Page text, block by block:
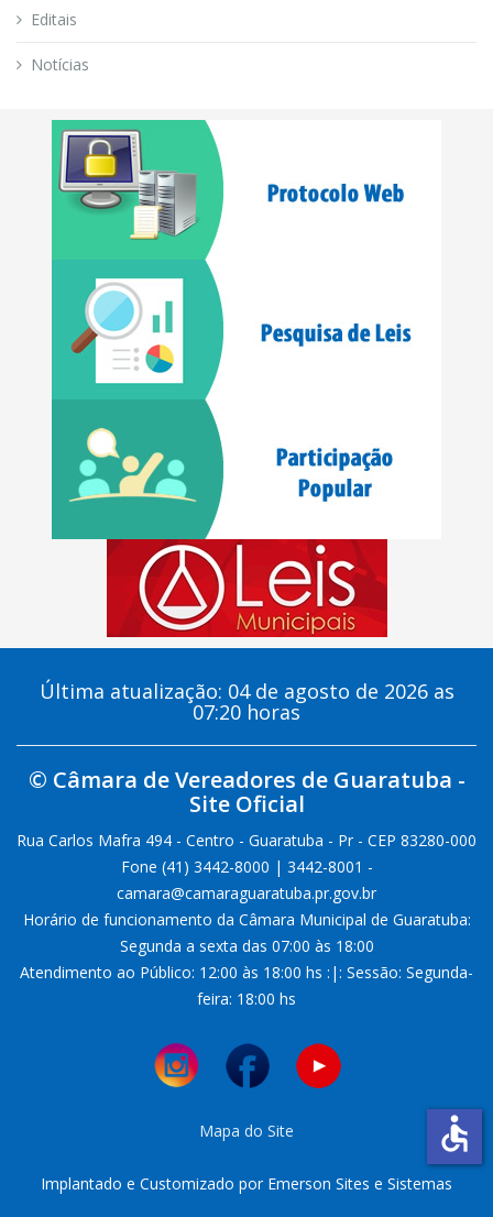
Editais
Notícias
Última atualização: 04 de agosto de 2026 as
07:20 horas
© Câmara de Vereadores de Guaratuba -
Site Oficial
Rua Carlos Mafra 494 - Centro - Guaratuba - Pr - CEP 83280-000
Fone (41) 3442-8000 | 3442-8001 -
camara@camaraguaratuba.pr.gov.br
Horário de funcionamento da Câmara Municipal de Guaratuba:
Segunda a sexta das 07:00 às 18:00
Atendimento ao Público: 12:00 às 18:00 hs :|: Sessão: Segunda-
feira: 18:00 hs
Mapa do Site
Implantado e Customizado por Emerson Sites e Sistemas
accessible